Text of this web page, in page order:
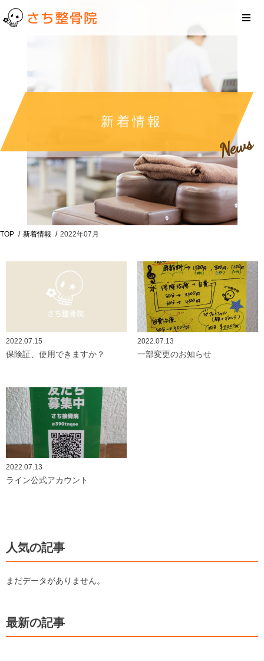
新着情報
News
TOP 新着情報 2022年07月
2022.07.15
保険証、使用できますか？
2022.07.13
一部変更のお知らせ
2022.07.13
ライン公式アカウント
人気の記事
まだデータがありません。
最新の記事